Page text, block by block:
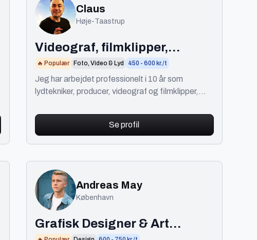
Claus
Høje-Taastrup
Videograf, filmklipper,
special effects
🔥 Populær Foto, Video & Lyd 450 - 600 kr./t
Jeg har arbejdet professionelt i 10 år som
lydtekniker, producer, videograf og filmklipper,
Se profil
Andreas May
København
Grafisk Designer & Art